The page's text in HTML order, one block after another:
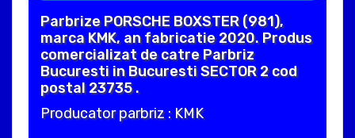
Parbrize PORSCHE BOXSTER (981),
marca KMK, an fabricatie 2020. Produs
comercializat de catre Parbriz
Bucuresti in Bucuresti SECTOR 2 cod
postal 23735 .
Producator parbriz : KMK